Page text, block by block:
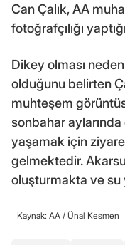
Can Çalık, AA
fotoğrafçılığı
Dikey olması
olduğunu belirten
muhteşem
sonbahar
yaşamak için
gelmektedir.
oluşturmakta ve su
Kaynak: AA / Ünal Kesmen